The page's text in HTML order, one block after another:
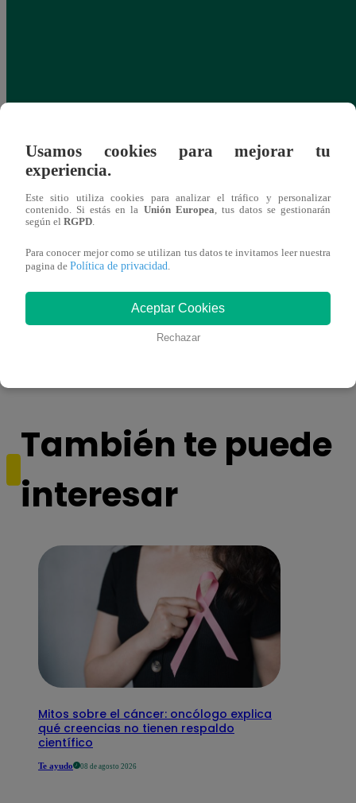
Asesinan a campeón de artes marciales
mixtas frente a su academia
y
También te puede
interesar
Mitos sobre el cáncer: oncólogo explica
qué creencias no tienen respaldo
científico
Te ayudo 08 de agosto 2026
Usamos cookies para mejorar tu
experiencia.
Este sitio utiliza cookies para analizar el tráfico y personalizar
contenido. Si estás en la Unión Europea, tus datos se gestionarán
según el RGPD.
Para conocer mejor como se utilizan tus datos te invitamos leer nuestra
pagina de Política de privacidad.
Aceptar Cookies
Rechazar